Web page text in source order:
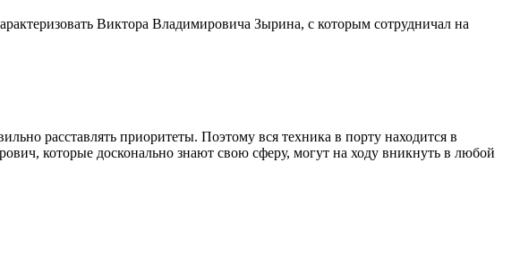
Виктора Владимировича Зырина, с которым сотрудничал на
расставлять приоритеты. Поэтому вся техника в порту находится в
которые досконально знают свою сферу, могут на ходу вникнуть в любой